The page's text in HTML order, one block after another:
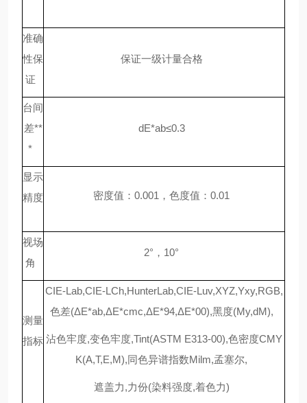
准确
性保
证
保证一级计量合格
台间
差**
*
dE*ab≤0.3
显示
精度
密度值： 0.001，色度值：0.01
视场
角
2°，10°
测量
指标
CIE-Lab,CIE-LCh,HunterLab,CIE-Luv,XYZ,Yxy,RGB,
色差(ΔE*ab,ΔE*cmc,ΔE*94,ΔE*00),黑度(My,dM),
沾色牢度,变色牢度,Tint(ASTM E313-00),色密度CMY
K(A,T,E,M),同色异谱指数Milm,孟塞尔,
遮盖力,力份(染料强度,着色力)